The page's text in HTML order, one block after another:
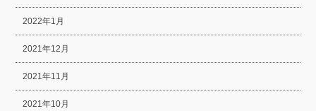
2022年1月
2021年12月
2021年11月
2021年10月